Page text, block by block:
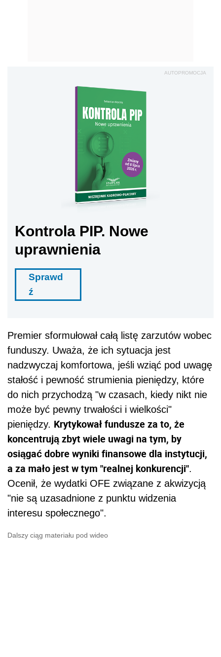
AUTOPROMOCJA
Kontrola PIP. Nowe
uprawnienia
Sprawd
ź
Premier sformułował całą listę zarzutów wobec
funduszy. Uważa, że ich sytuacja jest
nadzwyczaj komfortowa, jeśli wziąć pod uwagę
stałość i pewność strumienia pieniędzy, które
do nich przychodzą "w czasach, kiedy nikt nie
może być pewny trwałości i wielkości"
pieniędzy. Krytykował fundusze za to, że
koncentrują zbyt wiele uwagi na tym, by
osiągać dobre wyniki finansowe dla instytucji,
a za mało jest w tym "realnej konkurencji".
Ocenił, że wydatki OFE związane z akwizycją
"nie są uzasadnione z punktu widzenia
interesu społecznego".
Dalszy ciąg materiału pod wideo